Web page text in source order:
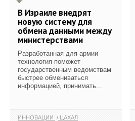
В Израиле внедрят
новую систему для
обмена данными между
министерствами
Разработанная для армии
технология поможет
государственным ведомствам
быстрее обмениваться
информацией, принимать...
ИННОВАЦИИ ЦАХАЛ